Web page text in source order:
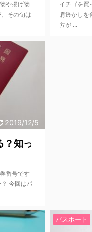
や揚げ物
その旬は
イチゴを買
肩透かしを
方が ...
2019/12/5
？知っ
番号です
今回はパ
パスポート